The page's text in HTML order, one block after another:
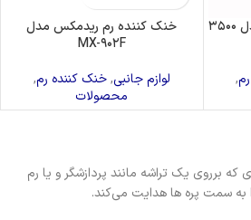
خنک کننده رم جی اسکیل مدل ۳۵۰۰
,
خنک کننده رم ریدمکس مدل
MX-۹۰۲F
لوازم جانبی,خنک کننده رم,
محصولات
برروی یک تراشه مانند پردازشگر و یا رم
به سمت پره ها هدایت می‌کند.